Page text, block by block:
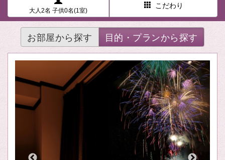
大人2名 子供0名(1室)
こだわり
お部屋から探す 目的・プランから探す